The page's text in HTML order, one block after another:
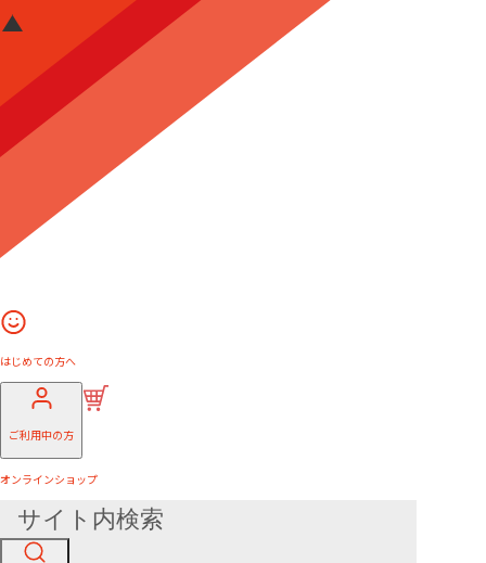
はじめての方へ
ご利用中の方
オンラインショップ